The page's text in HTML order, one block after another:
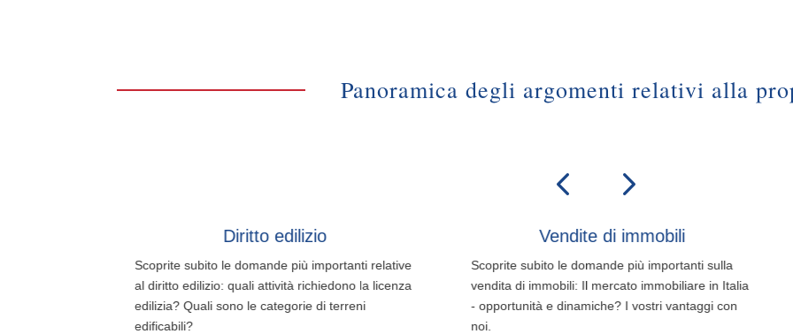
Panoramica degli argomenti relativi alla
Diritto edilizio
Scoprite subito le domande più importanti relative
al diritto edilizio: quali attività richiedono la licenza
edilizia? Quali sono le categorie di terreni
edificabili?
Vendite di immobili
Scoprite subito le domande più importanti sulla
vendita di immobili: Il mercato immobiliare in Italia
- opportunità e dinamiche? I vostri vantaggi con
noi.